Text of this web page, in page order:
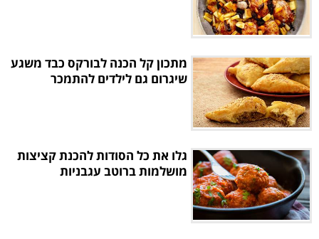
מתכון קל הכנה לבורקס כבד משגע
שיגרום גם לילדים להתמכר
גלו את כל הסודות להכנת קציצות
מושלמות ברוטב עגבניות